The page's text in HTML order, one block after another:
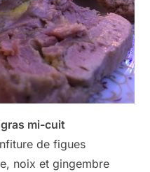
mi-cuit
de figues
noix et gingembre